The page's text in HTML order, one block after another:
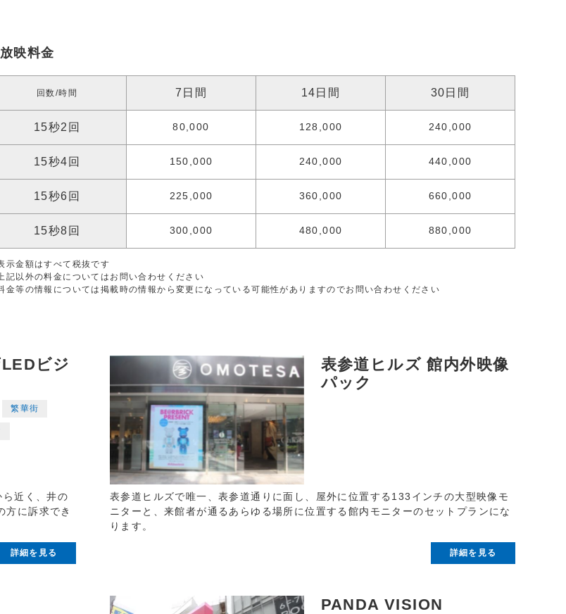
放映料金
回数/時間 7日間 14日間 30日間
15秒2回 80,000 128,000 240,000
15秒4回 150,000 240,000 440,000
15秒6回 225,000 360,000 660,000
15秒8回 300,000 480,000 880,000
示金額はすべて税抜です
記以外の料金についてはお問い合わせください
金等の情報については掲載時の情報から変更になっている可能性がありますのでお問い合わせください
ビジ
繁華街
近く、井の
方に訴求でき
詳細を見る
表参道ヒルズ 館内外映像
パック
表参道ヒルズで唯一、表参道通りに面し、屋外に位置する133インチの大型映像モ
ニターと、来館者が通るあらゆる場所に位置する館内モニターのセットプランにな
ります。
詳細を見る
PANDA VISION